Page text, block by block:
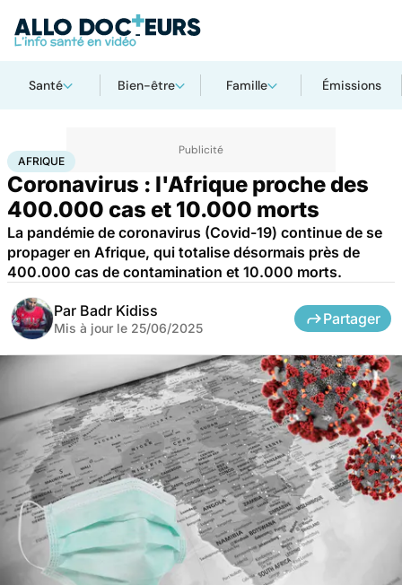
Santé Bien-être Famille Émissions
AccueilSanté Maladies infectieuses
AFRIQUE
Coronavirus : l'Afrique proche des
400.000 cas et 10.000 morts
La pandémie de coronavirus (Covid-19) continue de se
propager en Afrique, qui totalise désormais près de
400.000 cas de contamination et 10.000 morts.
Par Badr Kidiss
Mis à jour le 25/06/2025
Partager